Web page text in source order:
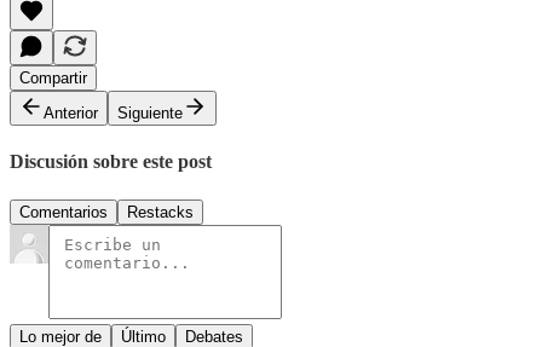
Compartir
Anterior
Siguiente
Discusión sobre este post
Comentarios Restacks
Lo mejor de Último Debates